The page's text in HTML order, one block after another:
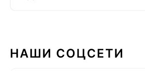
НАШИ СОЦСЕТИ